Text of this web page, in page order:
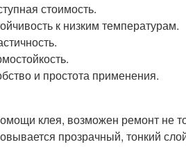
стоимость.
к низким температурам.
и простота применения.
клея, возможен ремонт не
прозрачный, тонкий